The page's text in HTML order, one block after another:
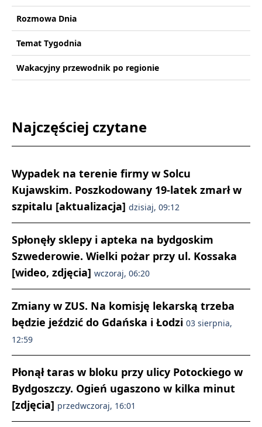
Rozmowa Dnia
Temat Tygodnia
Wakacyjny przewodnik po regionie
Najczęściej czytane
Wypadek na terenie firmy w Solcu
Kujawskim. Poszkodowany 19-latek zmarł w
szpitalu [aktualizacja] dzisiaj, 09:12
Spłonęły sklepy i apteka na bydgoskim
Szwederowie. Wielki pożar przy ul. Kossaka
[wideo, zdjęcia] wczoraj, 06:20
Zmiany w ZUS. Na komisję lekarską trzeba
będzie jeździć do Gdańska i Łodzi 03 sierpnia,
12:59
Płonął taras w bloku przy ulicy Potockiego w
Bydgoszczy. Ogień ugaszono w kilka minut
[zdjęcia] przedwczoraj, 16:01